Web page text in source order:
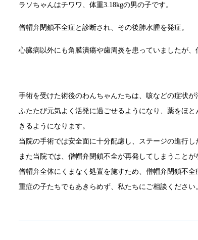
ラソちゃんはチワワ、体重3.18kgの男の子です。
僧帽弁閉鎖不全症と診断され、その後肺水腫を発症。
心臓病以外にも角膜潰瘍や歯周炎を患っていましたが
手術を受けた術後のわんちゃんたちは、咳などの症状
ふたたび元気よく活発に過ごせるようになり、薬をほ
きるようになります。
当院の手術では安全面に十分配慮し、ステージの進行
また当院では、僧帽弁閉鎖不全が再発してしまうこと
僧帽弁全体にくまなく処置を施すため、僧帽弁閉鎖不全
重症の子たちでもあきらめず、私たちにご相談ください